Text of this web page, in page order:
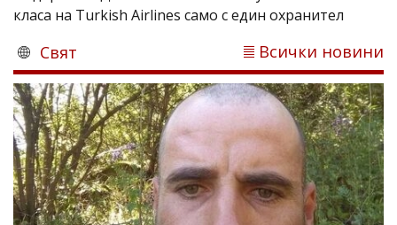
класа на Turkish Airlines само с един охранител
Свят Всички новини